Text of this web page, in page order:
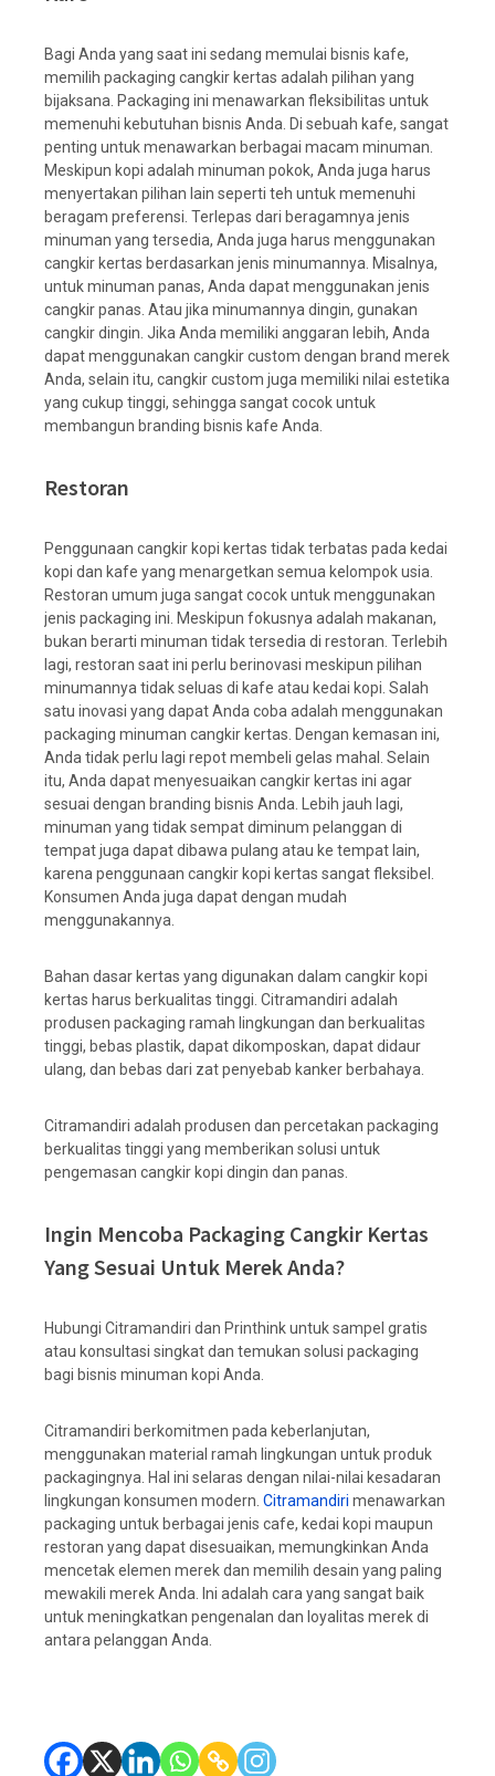
Bagi Anda yang saat ini sedang memulai bisnis kafe,
memilih packaging cangkir kertas adalah pilihan yang
bijaksana. Packaging ini menawarkan fleksibilitas untuk
memenuhi kebutuhan bisnis Anda. Di sebuah kafe, sangat
penting untuk menawarkan berbagai macam minuman.
Meskipun kopi adalah minuman pokok, Anda juga harus
menyertakan pilihan lain seperti teh untuk memenuhi
beragam preferensi. Terlepas dari beragamnya jenis
minuman yang tersedia, Anda juga harus menggunakan
cangkir kertas berdasarkan jenis minumannya. Misalnya,
untuk minuman panas, Anda dapat menggunakan jenis
cangkir panas. Atau jika minumannya dingin, gunakan
cangkir dingin. Jika Anda memiliki anggaran lebih, Anda
dapat menggunakan cangkir custom dengan brand merek
Anda, selain itu, cangkir custom juga memiliki nilai estetika
yang cukup tinggi, sehingga sangat cocok untuk
membangun branding bisnis kafe Anda.
Restoran
Penggunaan cangkir kopi kertas tidak terbatas pada kedai
kopi dan kafe yang menargetkan semua kelompok usia.
Restoran umum juga sangat cocok untuk menggunakan
jenis packaging ini. Meskipun fokusnya adalah makanan,
bukan berarti minuman tidak tersedia di restoran. Terlebih
lagi, restoran saat ini perlu berinovasi meskipun pilihan
minumannya tidak seluas di kafe atau kedai kopi. Salah
satu inovasi yang dapat Anda coba adalah menggunakan
packaging minuman cangkir kertas. Dengan kemasan ini,
Anda tidak perlu lagi repot membeli gelas mahal. Selain
itu, Anda dapat menyesuaikan cangkir kertas ini agar
sesuai dengan branding bisnis Anda. Lebih jauh lagi,
minuman yang tidak sempat diminum pelanggan di
tempat juga dapat dibawa pulang atau ke tempat lain,
karena penggunaan cangkir kopi kertas sangat fleksibel.
Konsumen Anda juga dapat dengan mudah
menggunakannya.
Bahan dasar kertas yang digunakan dalam cangkir kopi
kertas harus berkualitas tinggi. Citramandiri adalah
produsen packaging ramah lingkungan dan berkualitas
tinggi, bebas plastik, dapat dikomposkan, dapat didaur
ulang, dan bebas dari zat penyebab kanker berbahaya.
Citramandiri adalah produsen dan percetakan packaging
berkualitas tinggi yang memberikan solusi untuk
pengemasan cangkir kopi dingin dan panas.
Ingin Mencoba Packaging Cangkir Kertas
Yang Sesuai Untuk Merek Anda?
Hubungi Citramandiri dan Printhink untuk sampel gratis
atau konsultasi singkat dan temukan solusi packaging
bagi bisnis minuman kopi Anda.
Citramandiri berkomitmen pada keberlanjutan,
menggunakan material ramah lingkungan untuk produk
packagingnya. Hal ini selaras dengan nilai-nilai kesadaran
lingkungan konsumen modern. Citramandiri menawarkan
packaging untuk berbagai jenis cafe, kedai kopi maupun
restoran yang dapat disesuaikan, memungkinkan Anda
mencetak elemen merek dan memilih desain yang paling
mewakili merek Anda. Ini adalah cara yang sangat baik
untuk meningkatkan pengenalan dan loyalitas merek di
antara pelanggan Anda.